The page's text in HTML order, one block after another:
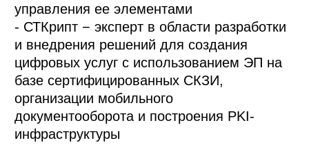
управления ее элементами
- СТКрипт − эксперт в области разработки
и внедрения решений для создания
цифровых услуг с использованием ЭП на
базе сертифицированных СКЗИ,
организации мобильного
документооборота и построения РKI-
инфраструктуры